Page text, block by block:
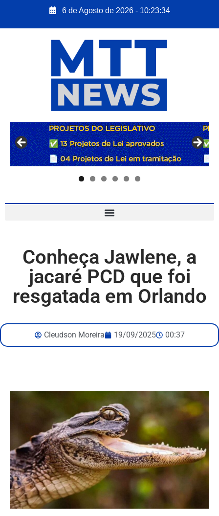
6 de Agosto de 2026 - 10:23:35
Conheça Jawlene, a
jacaré PCD que foi
resgatada em Orlando
Cleudson Moreira 19/09/2025 00:37